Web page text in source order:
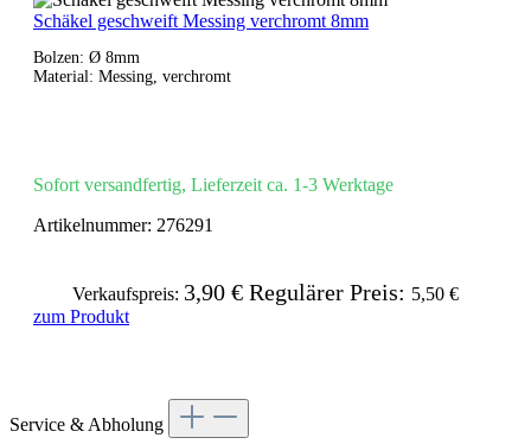
Schäkel geschweift Messing verchromt 8mm
Bolzen: Ø 8mm
Material: Messing, verchromt
Sofort versandfertig, Lieferzeit ca. 1-3 Werktage
Artikelnummer: 276291
Verkaufspreis: 3,90 € Regulärer Preis: 5,50 €
zum Produkt
Service & Abholung